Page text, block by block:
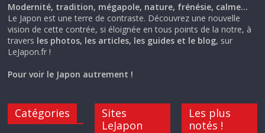
Modernité, tradition, mégapole, nature, frénésie, calme…
Le Japon est une terre de contraste. Découvrez une nouvelle
vision de cette contrée, si éloignée en tous points de la notre, à
travers les photos, les articles, les guides et le blog, sur
LeJapon.fr !
Pour voir le Japon autrement !
Catégories
Sites
LeJapon
Les plus
notés !